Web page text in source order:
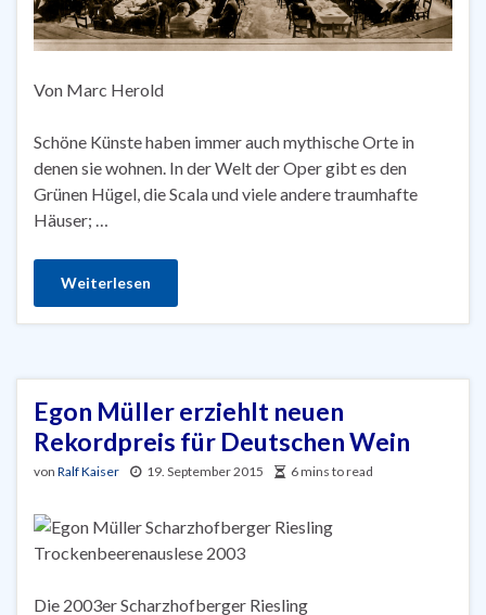
Von Marc Herold
Schöne Künste haben immer auch mythische Orte in
denen sie wohnen. In der Welt der Oper gibt es den
Grünen Hügel, die Scala und viele andere traumhafte
Häuser; …
Weiterlesen
Egon Müller erziehlt neuen
Rekordpreis für Deutschen Wein
von Ralf Kaiser 19. September 2015 6 mins to read
Die 2003er Scharzhofberger Riesling